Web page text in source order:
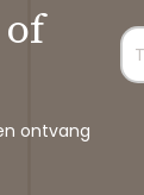
ontvang